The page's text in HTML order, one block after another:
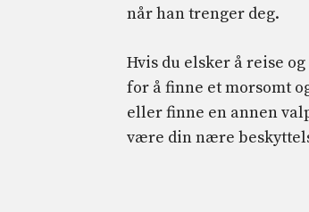
når han trenger deg.
Hvis du elsker å reise
for å finne et morsomt
eller finne en annen
være din nære